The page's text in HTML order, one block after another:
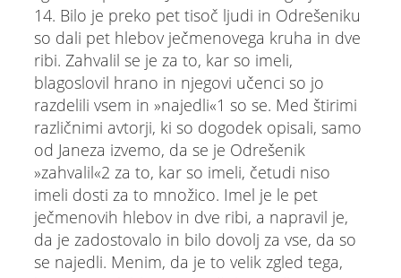
14. Bilo je preko pet tisoč ljudi in Odrešeniku
so dali pet hlebov ječmenovega kruha in dve
ribi. Zahvalil se je za to, kar so imeli,
blagoslovil hrano in njegovi učenci so jo
razdelili vsem in »najedli«1 so se. Med štirimi
različnimi avtorji, ki so dogodek opisali, samo
od Janeza izvemo, da se je Odrešenik
»zahvalil«2 za to, kar so imeli, četudi niso
imeli dosti za to množico. Imel je le pet
ječmenovih hlebov in dve ribi, a napravil je,
da je zadostovalo in bilo dovolj za vse, da so
se najedli. Menim, da je to velik zgled tega,